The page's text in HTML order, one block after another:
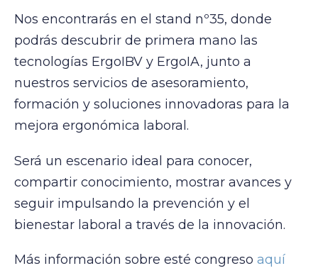
Nos encontrarás en el stand nº35, donde
podrás descubrir de primera mano las
tecnologías ErgoIBV y ErgoIA, junto a
nuestros servicios de asesoramiento,
formación y soluciones innovadoras para la
mejora ergonómica laboral.
Será un escenario ideal para conocer,
compartir conocimiento, mostrar avances y
seguir impulsando la prevención y el
bienestar laboral a través de la innovación.
Más información sobre esté congreso aquí